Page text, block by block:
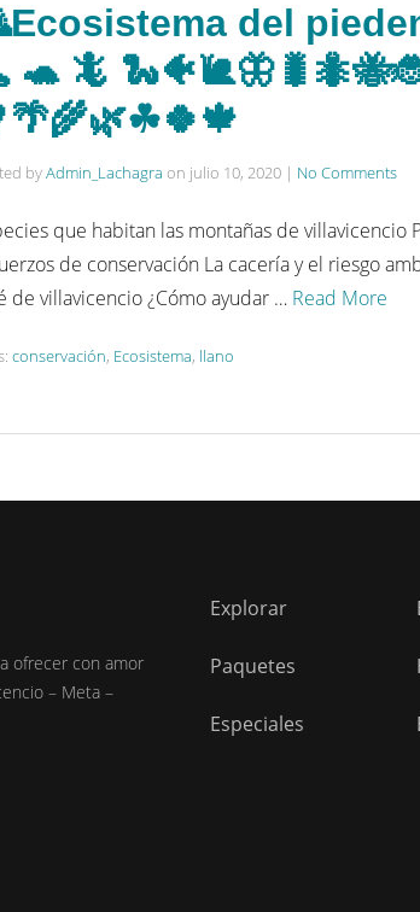
del
🐢 🦎
byAdmin_Lachagra on julio 10, 2020 | No Comments
que habitan las montañas de
de conservación La cacería y el riesgo
de villavicencio ¿Cómo ayudar … Read More
conservación, Ecosistema, llano
ofrecer con amor
– Meta –
Explorar
Paquetes
Especiales